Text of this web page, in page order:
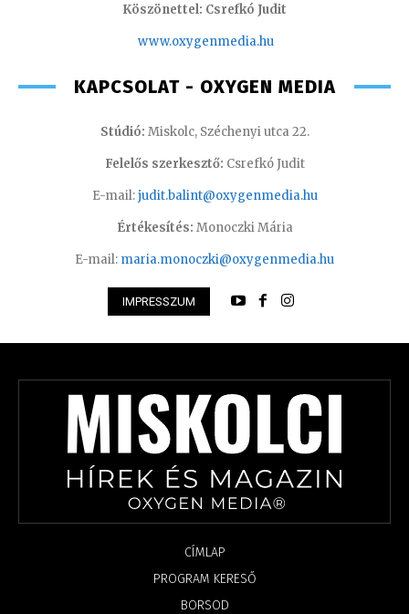
Köszönettel: Csrefkó Judit
www.oxygenmedia.hu
KAPCSOLAT - OXYGEN MEDIA
Stúdió: Miskolc, Széchenyi utca 22.
Felelős szerkesztő: Csrefkó Judit
E-mail:judit.balint@oxygenmedia.hu
Értékesítés: Monoczki Mária
E-mail: maria.monoczki@oxygenmedia.hu
IMPRESSZUM
CÍMLAP
PROGRAM KERESŐ
BORSOD